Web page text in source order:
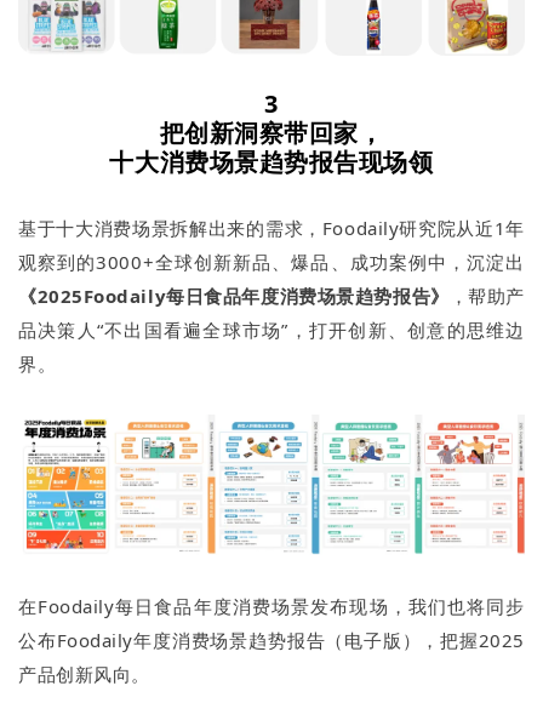
3
把创新洞察带回家，
十大消费场景趋势报告现场领
基于十大消费场景拆解出来的需求，Foodaily研究院从近1年
观察到的3000+全球创新新品、爆品、成功案例中，沉淀出
《2025Foodaily每日食品年度消费场景趋势报告》
，帮助产
品决策人“不出国看遍全球市场”，打开创新、创意的思维边
界。
在Foodaily每日食品年度消费场景发布现场，我们也将同步
公布Foodaily年度消费场景趋势报告（电子版），把握2025
产品创新风向。